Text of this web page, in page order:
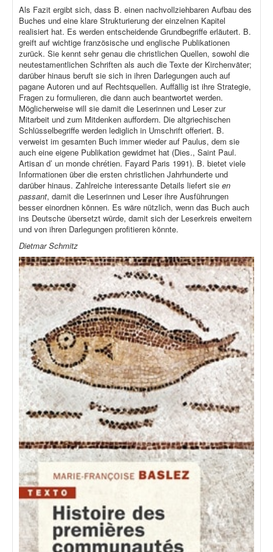
Als Fazit ergibt sich, dass B. einen nachvollziehbaren Aufbau des
Buches und eine klare Strukturierung der einzelnen Kapitel
realisiert hat. Es werden entscheidende Grundbegriffe erläutert. B.
greift auf wichtige französische und englische Publikationen
zurück. Sie kennt sehr genau die christlichen Quellen, sowohl die
neutestamentlichen Schriften als auch die Texte der Kirchenväter;
darüber hinaus beruft sie sich in ihren Darlegungen auch auf
pagane Autoren und auf Rechtsquellen. Auffällig ist ihre Strategie,
Fragen zu formulieren, die dann auch beantwortet werden.
Möglicherweise will sie damit die Leserinnen und Leser zur
Mitarbeit und zum Mitdenken auffordern. Die altgriechischen
Schlüsselbegriffe werden lediglich in Umschrift offeriert. B.
verweist im gesamten Buch immer wieder auf Paulus, dem sie
auch eine eigene Publikation gewidmet hat (Dies., Saint Paul.
Artisan d’ un monde chrétien. Fayard Paris 1991). B. bietet viele
Informationen über die ersten christlichen Jahrhunderte und
darüber hinaus. Zahlreiche interessante Details liefert sie en
passant, damit die Leserinnen und Leser ihre Ausführungen
besser einordnen können. Es wäre nützlich, wenn das Buch auch
ins Deutsche übersetzt würde, damit sich der Leserkreis erweitern
und von ihren Darlegungen profitieren könnte.
Dietmar Schmitz